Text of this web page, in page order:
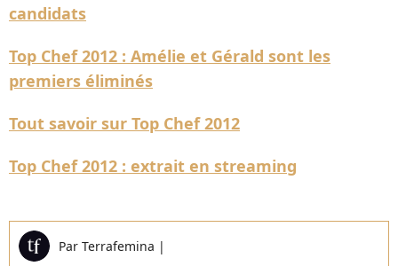
candidats
Top Chef 2012 : Amélie et Gérald sont les
premiers éliminés
Tout savoir sur Top Chef 2012
Top Chef 2012 : extrait en streaming
Par Terrafemina |